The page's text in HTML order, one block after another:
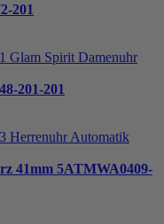
201
201-201
41mm 5ATMWA0409-